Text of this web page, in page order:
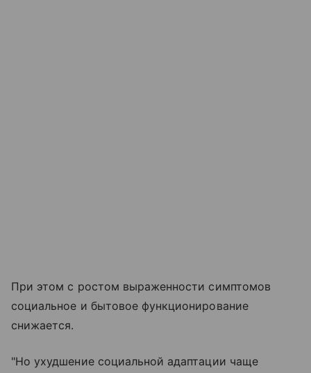
При этом с ростом выраженности симптомов
социальное и бытовое функционирование
снижается.
"Но ухудшение социальной адаптации чаще